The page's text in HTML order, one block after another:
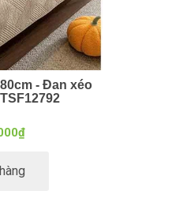
- Đan xéo